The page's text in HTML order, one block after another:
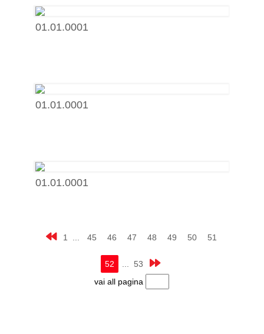
01.01.0001
01.01.0001
01.01.0001
1 ... 45 46 47 48 49 50 51
52
... 53
vai all pagina